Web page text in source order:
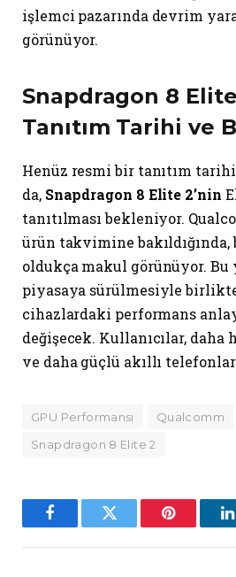
işlemci pazarında devrim
görünüyor.
Snapdragon 8
Tanıtım Tarihi ve
Henüz resmi bir tanıtım
da, Snapdragon 8 Elite 2’nin
tanıtılması bekleniyor.
ürün takvimine
oldukça makul görünüyor.
piyasaya sürülmesiyle
cihazlardaki performans
değişecek. Kullanıcılar, daha
ve daha güçlü akıllı
GPU Performansı Qualcomm
Snapdragon 8 Elite 2
FacebookTwitter Pinterest